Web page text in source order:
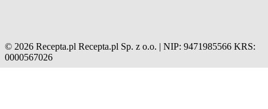
© 2026 Recepta.pl Recepta.pl Sp. z o.o. | NIP: 9471985566 KRS:
0000567026